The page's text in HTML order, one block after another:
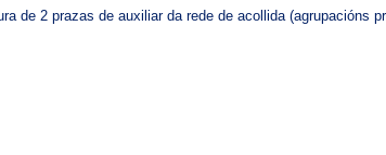
de 2 prazas de auxiliar da rede de acollida (agrupacións